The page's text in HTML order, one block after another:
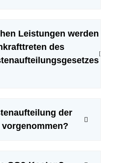
Leistungen werden
des
der